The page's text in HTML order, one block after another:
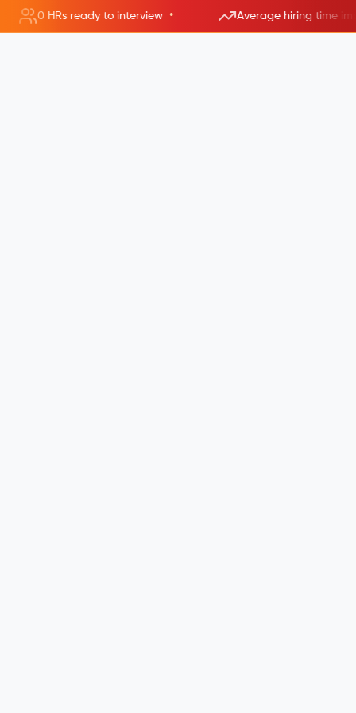
0 HRs ready to interview • Average hiring time